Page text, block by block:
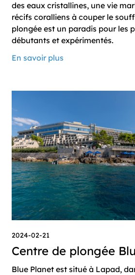
des eaux cristallines, une vie
récifs coralliens à couper le
plongée est un paradis pour les
débutants et expérimentés.
En savoir plus
2024-02-21
Centre de plongée
Blue Planet est situé à Lapad,